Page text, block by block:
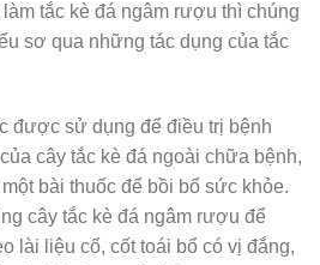
tắc kè đá ngâm rượu thì chúng
sơ qua những tác dụng của tắc
được sử dụng để điều trị bệnh
cây tắc kè đá ngoài chữa bệnh,
bài thuốc để bồi bổ sức khỏe.
cây tắc kè đá ngâm rượu để
lài liệu cổ, cốt toái bổ có vị đắng,